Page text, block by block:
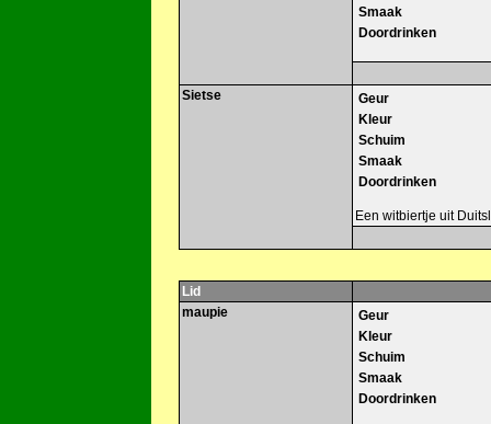
Smaak
Doordrinken
Sietse
Geur
Kleur
Schuim
Smaak
Doordrinken
Een witbiertje uit
Lid
maupie
Geur
Kleur
Schuim
Smaak
Doordrinken